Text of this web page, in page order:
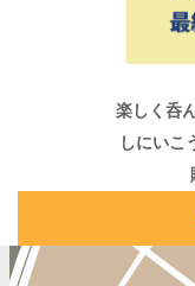
楽しく呑
しにいこ